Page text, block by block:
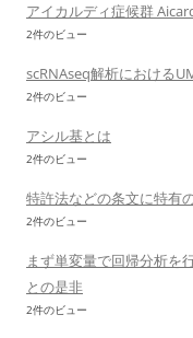
アイカルディ症候群
2件のビュー
scRNAseq解析における
2件のビュー
アシル基とは
2件のビュー
特許法などの条文に特有
2件のビュー
まず単変量で回帰分析を
との是非
2件のビュー